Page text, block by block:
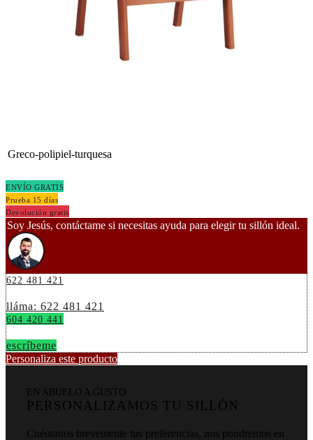
Greco-polipiel-turquesa
ENVÍO GRATIS
Prueba 15 días
Devolución gratis
Soy Jesús, contáctame si necesitas ayuda para elegir tu sillón ideal.
622 481 421
lláma: 622 481 421
604 420 441
escríbeme
Personaliza este producto
EN ABUELO A GUSTO
PERSONALIZAMOS TU SILLÓN
Cuéntanos brevemente tus preferencias, nos pondremos en